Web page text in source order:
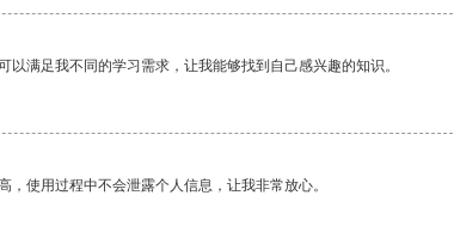
以满足我不同的学习需求，让我能够找到自己感兴趣的知识。
，使用过程中不会泄露个人信息，让我非常放心。